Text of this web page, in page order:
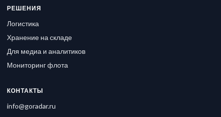
РЕШЕНИЯ
Логистика
Хранение на складе
Для медиа и аналитиков
Мониторинг флота
КОНТАКТЫ
info@goradar.ru